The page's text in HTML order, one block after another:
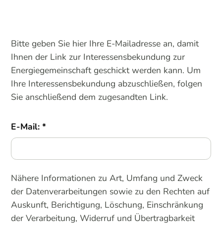
Bitte geben Sie hier Ihre E-Mailadresse an, damit
Ihnen der Link zur Interessensbekundung zur
Energiegemeinschaft geschickt werden kann. Um
Ihre Interessensbekundung abzuschließen, folgen
Sie anschließend dem zugesandten Link.
E-Mail:
Nähere Informationen zu Art, Umfang und Zweck
der Datenverarbeitungen sowie zu den Rechten auf
Auskunft, Berichtigung, Löschung, Einschränkung
der Verarbeitung, Widerruf und Übertragbarkeit